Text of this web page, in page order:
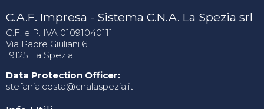
C.A.F. Impresa - Sistema C.N.A. La Spezia srl
C.F. e P. IVA 01091040111
Via Padre Giuliani 6
19125 La Spezia
Data Protection Officer:
stefania.costa@cnalaspezia.it